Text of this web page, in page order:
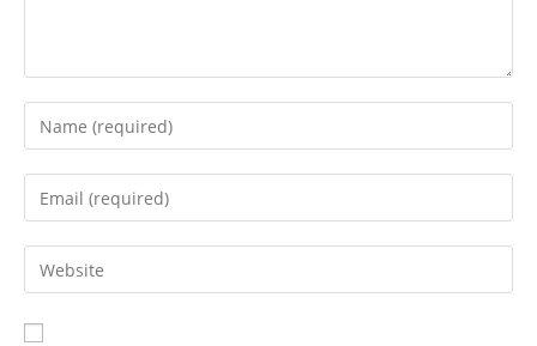
Enter
your
name
comment
Enter
your
email
address
comment
Enter
your
website